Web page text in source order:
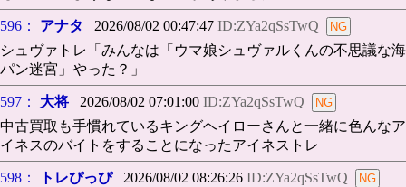
596： アナタ 2026/08/02 00:47:47 ID:ZYa2qSsTwQ
シュヴァトレ「みんなは「ウマ娘シュヴァルくんの不思議な海
パン迷宮」やった？」
597： 大将 2026/08/02 07:01:00 ID:ZYa2qSsTwQ
中古買取も手慣れているキングヘイローさんと一緒に色んなア
イネスのバイトをすることになったアイネストレ
598： トレぴっぴ2026/08/02 08:26:26 ID:ZYa2qSsTwQ